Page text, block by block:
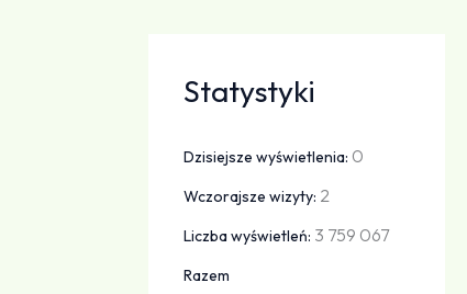
Statystyki
Dzisiejsze wyświetlenia: 0
Wczorajsze wizyty: 2
Liczba wyświetleń: 3 759 067
Razem